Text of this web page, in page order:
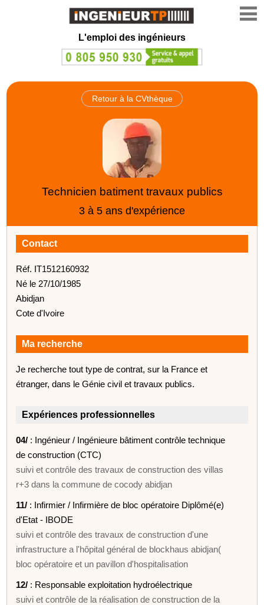
L'emploi des ingénieurs
Retour à la CVthèque
Technicien batiment travaux publics
3 à 5 ans d'expérience
Contact
Réf. IT1512160932
Né le 27/10/1985
Abidjan
Cote d'Ivoire
Ma recherche
Je recherche tout type de contrat, sur la France et
étranger, dans le Génie civil et travaux publics.
Expériences professionnelles
04/ : Ingénieur / Ingénieure bâtiment contrôle technique
de construction (CTC)
suivi et contrôle des travaux de construction des villas
r+3 dans la commune de cocody abidjan
11/ : Infirmier / Infirmière de bloc opératoire Diplômé(e)
d'Etat - IBODE
suivi et contrôle des travaux de construction d'une
infrastructure a l'hôpital général de blockhaus abidjan(
bloc opératoire et un pavillon d'hospitalisation
12/ : Responsable exploitation hydroélectrique
suivi et contrôle de la réalisation de construction de la